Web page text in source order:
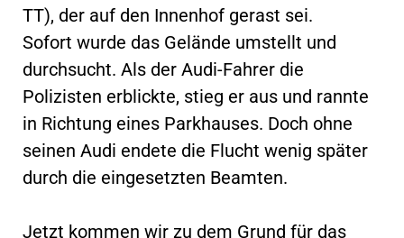
TT), der auf den Innenhof gerast sei.
Sofort wurde das Gelände umstellt und
durchsucht. Als der Audi-Fahrer die
Polizisten erblickte, stieg er aus und rannte
in Richtung eines Parkhauses. Doch ohne
seinen Audi endete die Flucht wenig später
durch die eingesetzten Beamten.
Jetzt kommen wir zu dem Grund für das